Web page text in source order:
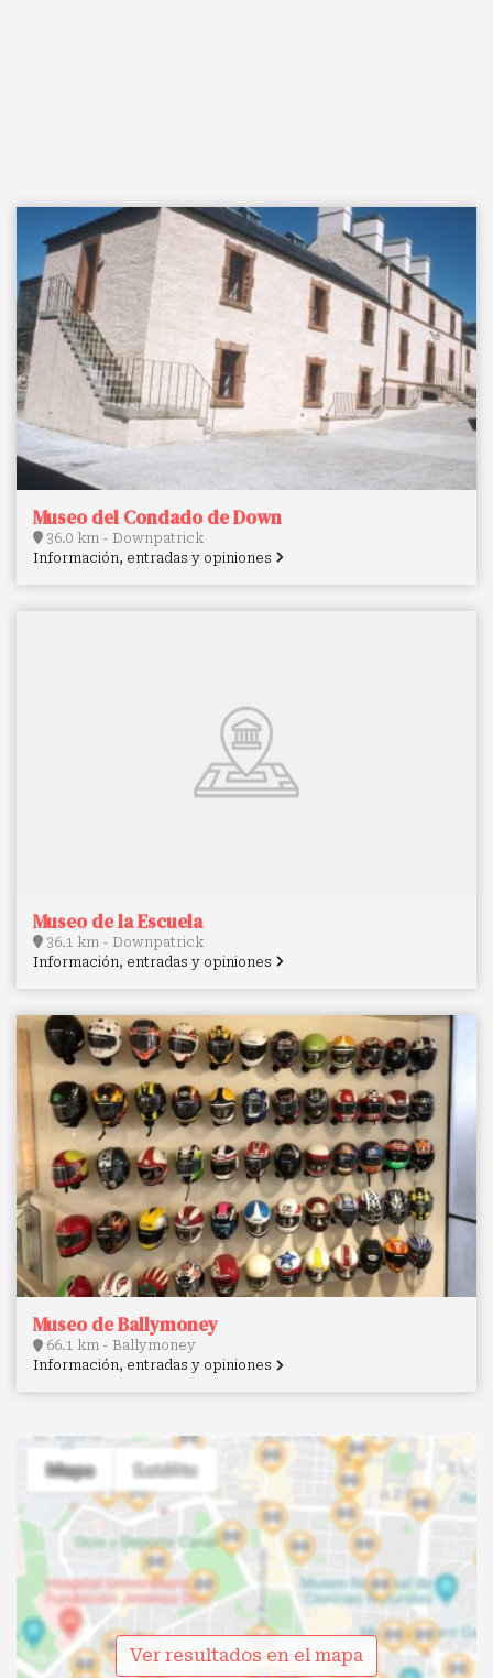
Museo del Condado de Down
36.0 km - Downpatrick
Información, entradas y opiniones
Museo de la Escuela
36.1 km - Downpatrick
Información, entradas y opiniones
Museo de Ballymoney
66.1 km - Ballymoney
Información, entradas y opiniones
Ver resultados en el mapa